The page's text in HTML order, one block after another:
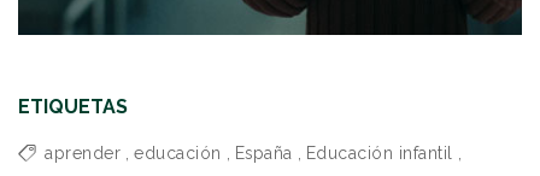
ETIQUETAS
aprender , educación , España , Educación infantil ,